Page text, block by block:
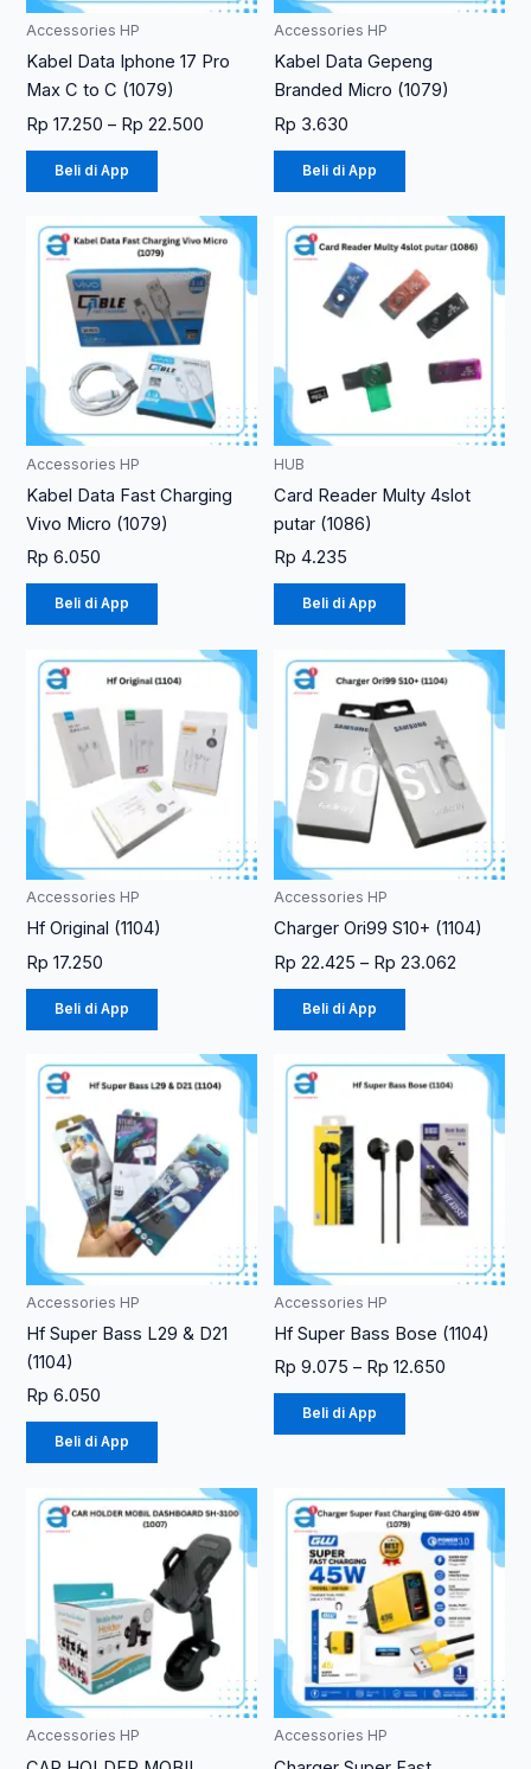
Accessories HP
Kabel Data Iphone 17 Pro
Max C to C (1079)
Rp 17.250 – Rp 22.500
Beli di App
halaman
Accessories HP
Kabel Data Gepeng
Branded Micro (1079)
Rp 3.630
Beli di App
Accessories HP
Kabel Data Fast Charging
Vivo Micro (1079)
Rp 6.050
Beli di App
HUB
Card Reader Multy 4slot
putar (1086)
Rp 4.235
Beli di App
Accessories HP
Hf Original (1104)
Rp 17.250
Beli di App
Produk
ini
memiliki
beberapa
varian.
Pilihan
ini
dapat
di
Accessories HP
Charger Ori99 S10+ (1104)
Rp 22.425 – Rp 23.062
Rentang
harga:
Rp
hingga
Beli di App
Produk
ini
memiliki
beberapa
varian.
Pilihan
ini
dapat
di
produk
Accessories HP
Hf Super Bass L29 & D21
(1104)
Rp 6.050
Beli di App
Produk
ini
memiliki
beberapa
varian.
Pilihan
ini
di
Accessories HP
Hf Super Bass Bose (1104)
Rp 9.075 – Rp 12.650
Rentang
harga:
Rp 9.075
hingga
Rp 12.650
Beli di App
Produk
ini
memiliki
beberapa
varian.
Pilihan
di
produk
Accessories HP Accessories HP